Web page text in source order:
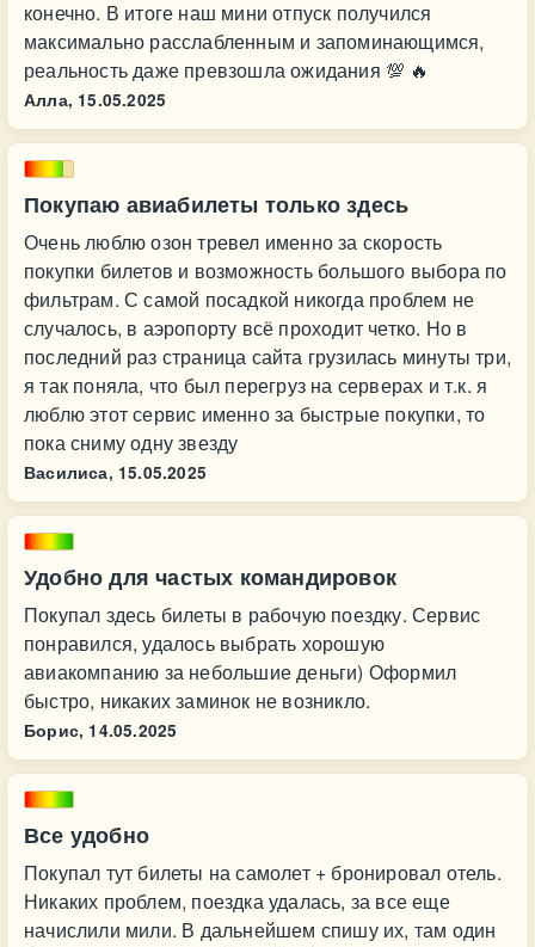
конечно. В итоге наш мини отпуск получился
максимально расслабленным и запоминающимся,
реальность даже превзошла ожидания 💯 🔥
Алла, 15.05.2025
Покупаю авиабилеты только здесь
Очень люблю озон тревел именно за скорость
покупки билетов и возможность большого выбора по
фильтрам. С самой посадкой никогда проблем не
случалось, в аэропорту всё проходит четко. Но в
последний раз страница сайта грузилась минуты три,
я так поняла, что был перегруз на серверах и т.к. я
люблю этот сервис именно за быстрые покупки, то
пока сниму одну звезду
Василиса, 15.05.2025
Удобно для частых командировок
Покупал здесь билеты в рабочую поездку. Сервис
понравился, удалось выбрать хорошую
авиакомпанию за небольшие деньги) Оформил
быстро, никаких заминок не возникло.
Борис, 14.05.2025
Все удобно
Покупал тут билеты на самолет + бронировал отель.
Никаких проблем, поездка удалась, за все еще
начислили мили. В дальнейшем спишу их, там один